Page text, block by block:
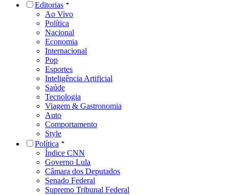
Editorias
Ao Vivo
Política
Nacional
Economia
Internacional
Pop
Esportes
Inteligência Artificial
Saúde
Tecnologia
Viagem & Gastronomia
Auto
Comportamento
Style
Política
Índice CNN
Governo Lula
Câmara dos Deputados
Senado Federal
Supremo Tribunal Federal